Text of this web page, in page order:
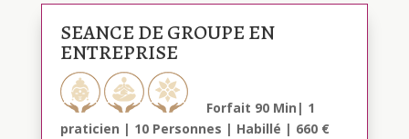
SEANCE DE GROUPE EN
ENTREPRISE
Forfait 90 Min| 1
praticien | 10 Personnes | Habillé | 660 €